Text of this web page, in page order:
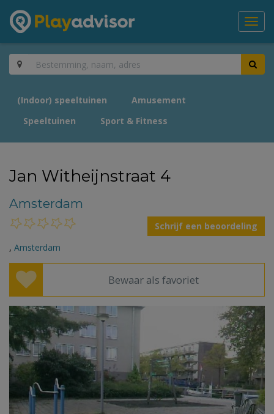
(Indoor) speeltuinen
Amusement
Speeltuinen
Sport & Fitness
Jan Witheijnstraat 4
Amsterdam
Schrijf een beoordeling
, Amsterdam
Bewaar als favoriet